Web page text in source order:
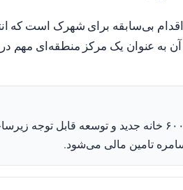
بی‌سابقه برای شهرک است که
به عنوان یک مرکز منطقه‌ای مهم
شهرک کرنی شومرون شاهد ساخت ۶۰۰۰ خانه جدید و توسعه